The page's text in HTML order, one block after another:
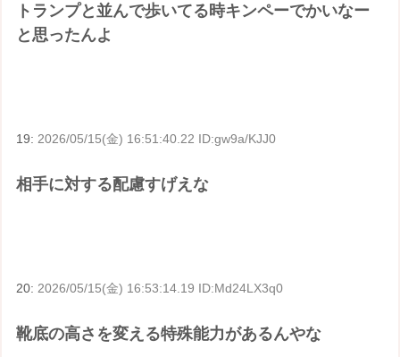
トランプと並んで歩いてる時キンペーでかいなー
と思ったんよ
19: 2026/05/15(金) 16:51:40.22 ID:gw9a/KJJ0
相手に対する配慮すげえな
20: 2026/05/15(金) 16:53:14.19 ID:Md24LX3q0
靴底の高さを変える特殊能力があるんやな